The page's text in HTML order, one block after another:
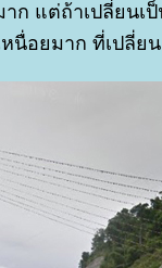
ก แต่ถ้าเปลี่ยน
หนื่อยมาก ที่เปลี่ย